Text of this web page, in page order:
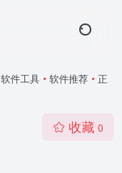
软件工具 • 软件推荐 • 正
收藏 0